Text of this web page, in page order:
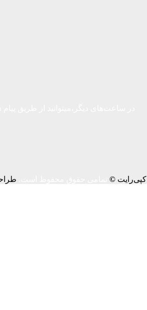
در ساعت‌های دیگر،میتوانید از طریق
کپی‌رایت©